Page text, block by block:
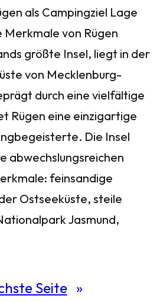
als Campingziel Lage
von Rügen
größte Insel, liegt in der
von Mecklenburg-
durch eine vielfältige
Rügen eine einzigartige
Die Insel
abwechslungsreichen
feinsandige
Ostseeküste, steile
Jasmund,
Seite »